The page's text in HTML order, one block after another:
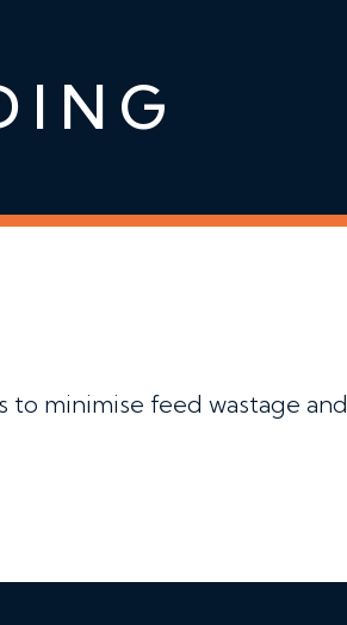
minimise feed wastage and